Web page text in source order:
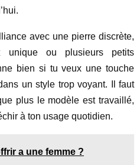
avec une pierre discrète,
unique ou plusieurs petits
bien si tu veux une touche
un style trop voyant. Il faut
plus le modèle est travaillé,
à ton usage quotidien.
a une femme ?